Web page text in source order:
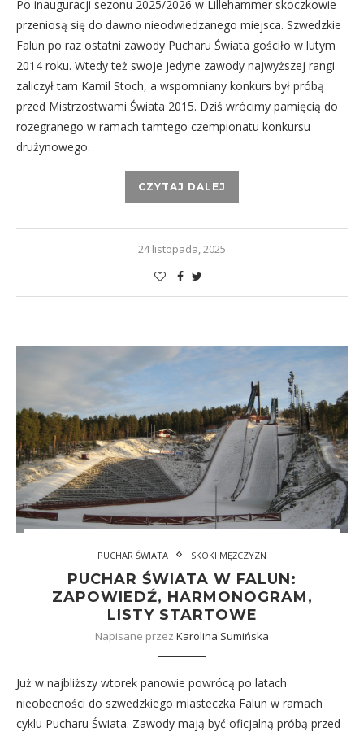
Po inauguracji sezonu 2025/2026 w Lillehammer skoczkowie
przeniosą się do dawno nieodwiedzanego miejsca. Szwedzkie
Falun po raz ostatni zawody Pucharu Świata gościło w lutym
2014 roku. Wtedy też swoje jedyne zawody najwyższej rangi
zaliczył tam Kamil Stoch, a wspomniany konkurs był próbą
przed Mistrzostwami Świata 2015. Dziś wrócimy pamięcią do
rozegranego w ramach tamtego czempionatu konkursu
drużynowego.
CZYTAJ DALEJ
24 listopada, 2025
PUCHAR ŚWIATA SKOKI MĘŻCZYZN
PUCHAR ŚWIATA W FALUN:
ZAPOWIEDŹ, HARMONOGRAM,
LISTY STARTOWE
Napisane przez Karolina Sumińska
Już w najbliższy wtorek panowie powrócą po latach
nieobecności do szwedzkiego miasteczka Falun w ramach
cyklu Pucharu Świata. Zawody mają być oficjalną próbą przed